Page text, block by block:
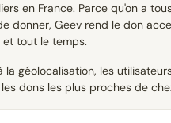
en France. Parce qu'on a
donner, Geev rend le don
tout le temps.
la géolocalisation, les
dons les plus proches de